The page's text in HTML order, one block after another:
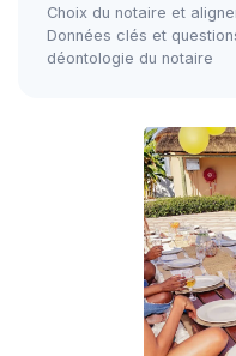
Choix du notaire et
Données clés et
déontologie du notaire